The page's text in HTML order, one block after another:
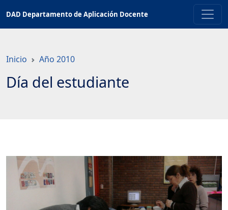
contenido
DAD Departamento de Aplicación Docente
Inicio Año 2010
Día del estudiante